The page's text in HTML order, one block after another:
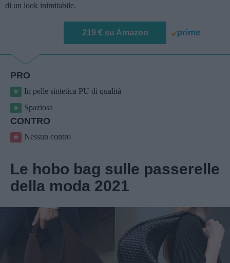
di un look inimitabile.
219 € su Amazon
PRO
In pelle sintetica PU di qualità
Spaziosa
CONTRO
Nessun contro
Le hobo bag sulle passerelle
della moda 2021